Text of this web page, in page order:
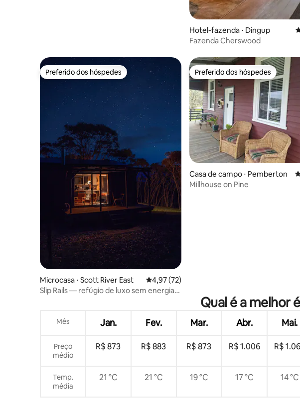
Hotel-fazenda ⋅ Dingup
Fazenda Cherswood
Preferido dos hóspedes
Preferido dos hóspedes
Microcasa ⋅ Scott River East 4,97 de uma avaliação média de 5, 72
4,97 (72)
Slip Rails — refúgio de luxo sem energia
Preferido dos hóspedes
Preferido dos hóspedes
Casa de campo ⋅ Pemberton
Millhouse on Pine
Qual é a melhor
Mês Jan. Fev. Mar. Abr. Mai.
Preço
médio
R$ 873 R$ 883 R$ 873 R$ 1.006 R$
Temp.
média
21 °C 21 °C 19 °C 17 °C 14 °C